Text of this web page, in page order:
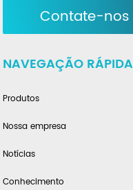
Contate-nos
NAVEGAÇÃO RÁPIDA
Produtos
Nossa empresa
Notícias
Conhecimento